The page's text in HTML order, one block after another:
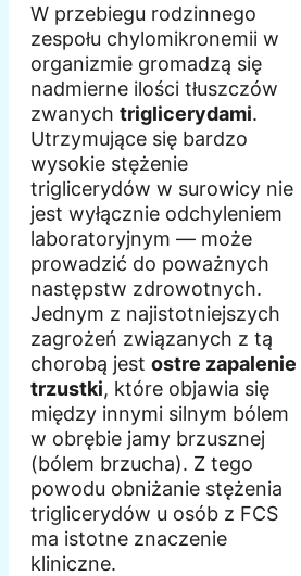
W przebiegu rodzinnego
zespołu chylomikronemii w
organizmie gromadzą się
nadmierne ilości tłuszczów
zwanych triglicerydami.
Utrzymujące się bardzo
wysokie stężenie
triglicerydów w surowicy nie
jest wyłącznie odchyleniem
laboratoryjnym — może
prowadzić do poważnych
następstw zdrowotnych.
Jednym z najistotniejszych
zagrożeń związanych z tą
chorobą jest ostre zapalenie
trzustki, które objawia się
między innymi silnym bólem
w obrębie jamy brzusznej
(bólem brzucha). Z tego
powodu obniżanie stężenia
triglicerydów u osób z FCS
ma istotne znaczenie
kliniczne.